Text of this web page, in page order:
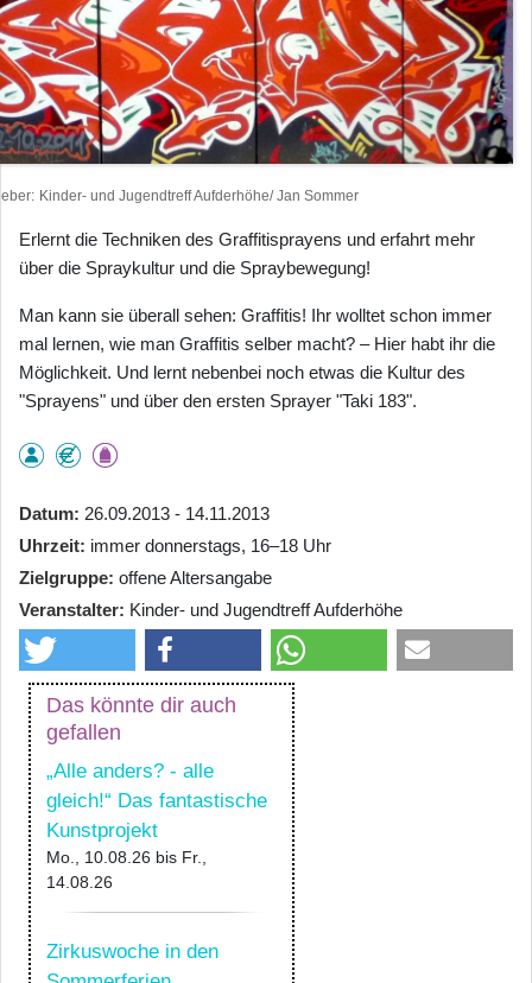
Kinder- und Jugendtreff Aufderhöhe/ Jan Sommer
Erlernt die Techniken des Graffitisprayens und erfahrt mehr
über die Spraykultur und die Spraybewegung!
Man kann sie überall sehen: Graffitis! Ihr wolltet schon immer
mal lernen, wie man Graffitis selber macht? – Hier habt ihr die
Möglichkeit. Und lernt nebenbei noch etwas die Kultur des
"Sprayens" und über den ersten Sprayer "Taki 183".
Datum 26.09.2013 - 14.11.2013
Uhrzeit immer donnerstags, 16–18 Uhr
Zielgruppe offene Altersangabe
Veranstalter Kinder- und Jugendtreff Aufderhöhe
Das könnte dir auch
gefallen
„Alle anders? - alle
gleich!“ Das fantastische
Kunstprojekt
Mo., 10.08.26 bis Fr.,
14.08.26
Zirkuswoche in den